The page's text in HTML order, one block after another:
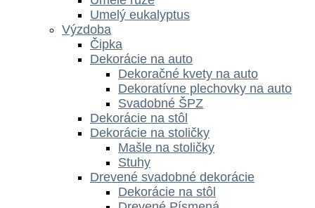
Umelý eukalyptus
Výzdoba
Čipka
Dekorácie na auto
Dekoračné kvety na auto
Dekoratívne plechovky na auto
Svadobné ŠPZ
Dekorácie na stôl
Dekorácie na stoličky
Mašle na stoličky
Stuhy
Drevené svadobné dekorácie
Dekorácie na stôl